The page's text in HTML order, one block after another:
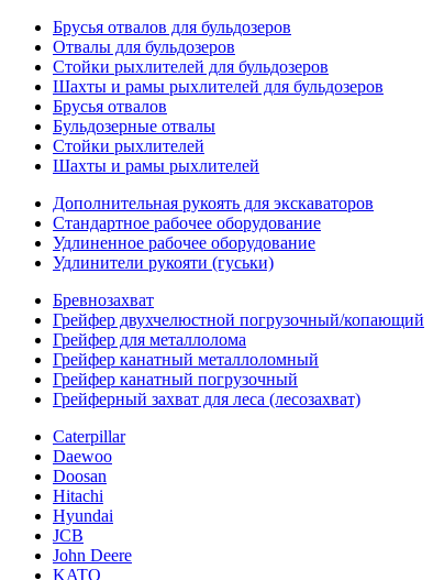
Брусья отвалов для бульдозеров
Отвалы для бульдозеров
Стойки рыхлителей для бульдозеров
Шахты и рамы рыхлителей для бульдозеров
Брусья отвалов
Бульдозерные отвалы
Стойки рыхлителей
Шахты и рамы рыхлителей
Дополнительная рукоять для экскаваторов
Стандартное рабочее оборудование
Удлиненное рабочее оборудование
Удлинители рукояти (гуськи)
Бревнозахват
Грейфер двухчелюстной погрузочный/копающий
Грейфер для металлолома
Грейфер канатный металлоломный
Грейфер канатный погрузочный
Грейферный захват для леса (лесозахват)
Caterpillar
Daewoo
Doosan
Hitachi
Hyundai
JCB
John Deere
KATO